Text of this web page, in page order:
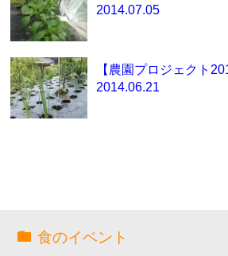
2014.07.05
【農園プロジェクト
2014.06.21
食のイベント